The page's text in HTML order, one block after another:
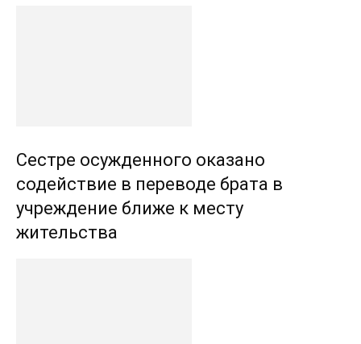
Сестре осужденного оказано
содействие в переводе брата в
учреждение ближе к месту
жительства